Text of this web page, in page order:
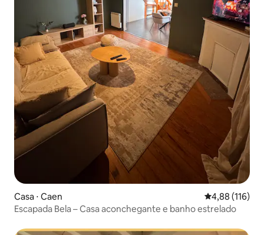
Casa ⋅ Caen 4,88 de uma
4,88 (116)
Escapada Bela – Casa aconchegante e banho estrelado